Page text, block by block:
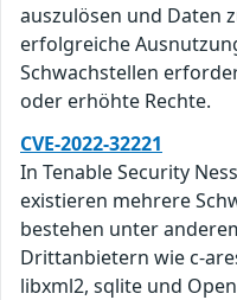
auszulösen und Daten
erfolgreiche
Schwachstellen
oder erhöhte Rechte.
CVE-2022-32221
In Tenable Security
existieren mehrere
bestehen unter
Drittanbietern wie c-
libxml2, sqlite und